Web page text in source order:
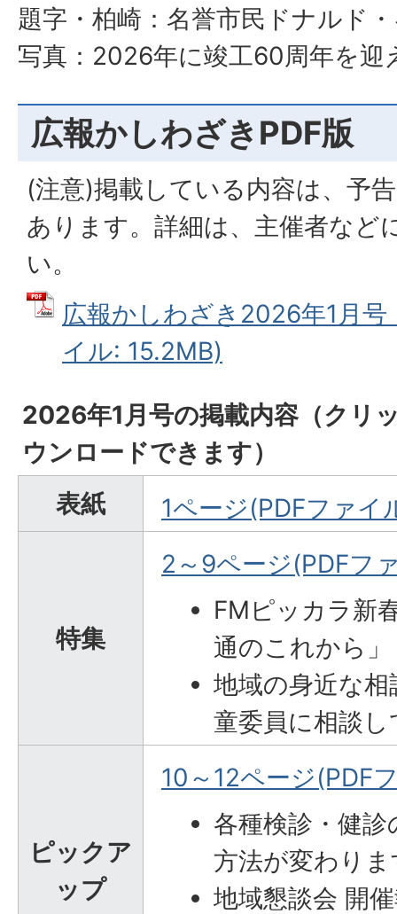
題字・柏崎：名誉市民ドナルド
写真：2026年に竣工60周年を迎
広報かしわざきPDF版
(注意)掲載している内容は、予
あります。詳細は、主催者など
い。
広報かしわざき2026年1月号
イル: 15.2MB)
2026年1月号の掲載内容（クリ
ウンロードできます）
表紙
1ページ(PDFファイ
特集
2～9ページ(PDFフ
FMピッカラ新
通のこれから」
地域の身近な
童委員に相談
ピックア
ップ
10～12ページ(PDF
各種検診・健
方法が変わり
地域懇談会 開